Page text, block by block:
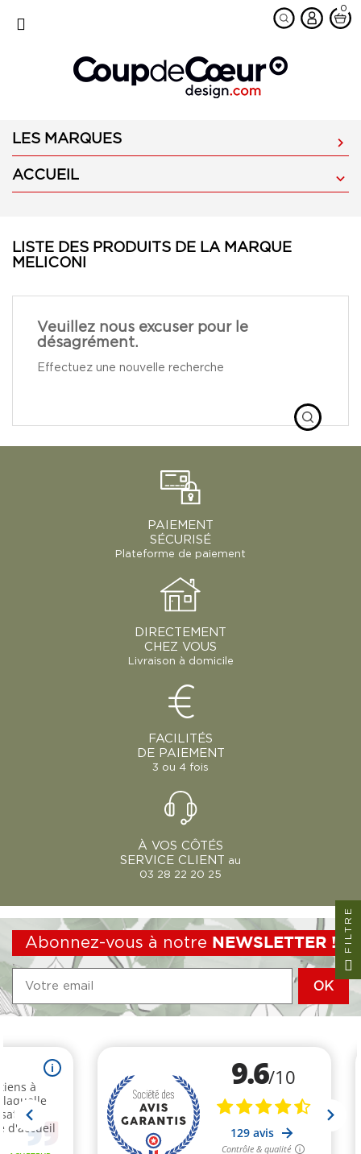
0
LES MARQUES 
ACCUEIL 
LISTE DES PRODUITS DE LA MARQUE
MELICONI
Veuillez nous excuser pour le
désagrément.
Effectuez une nouvelle recherche
PAIEMENT
SÉCURISÉ
Plateforme de paiement
DIRECTEMENT
CHEZ VOUS
Livraison à domicile
FACILITÉS
DE PAIEMENT
3 ou 4 fois
À VOS CÔTÉS
SERVICE CLIENT
au
03 28 22 20 25
Abonnez-vous à notre NEWSLETTER ! FILTRE